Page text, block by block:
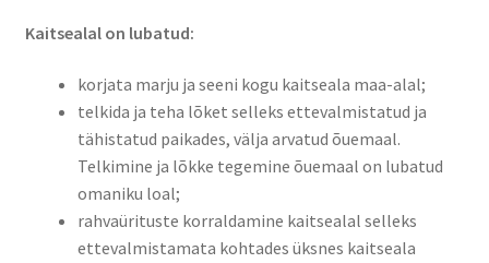
Kaitsealal on lubatud:
korjata marju ja seeni kogu kaitseala maa-alal;
telkida ja teha lõket selleks ettevalmistatud ja
tähistatud paikades, välja arvatud õuemaal.
Telkimine ja lõkke tegemine õuemaal on lubatud
omaniku loal;
rahvaürituste korraldamine kaitsealal selleks
ettevalmistamata kohtades üksnes kaitseala